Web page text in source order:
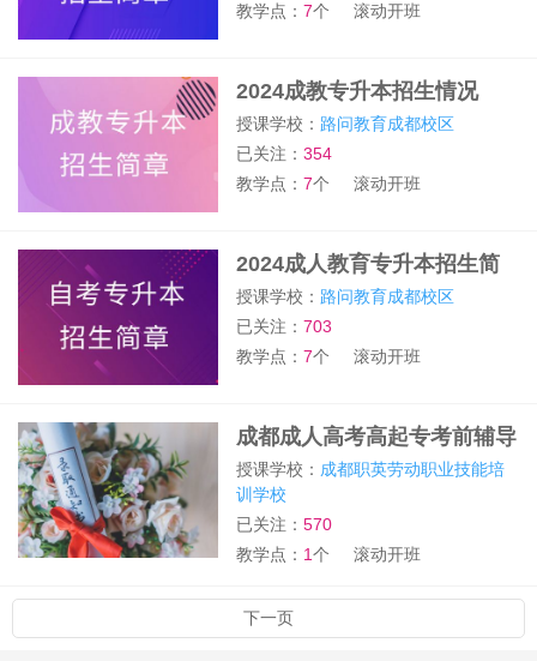
教学点：7个 滚动开班
2024成教专升本招生情况
授课学校： 路问教育成都校区
已关注：354
教学点：7个 滚动开班
2024成人教育专升本招生简
章
授课学校： 路问教育成都校区
已关注：703
教学点：7个 滚动开班
成都成人高考高起专考前辅导
授课学校： 成都职英劳动职业技能培
训学校
已关注：570
教学点： 1个 滚动开班
下一页